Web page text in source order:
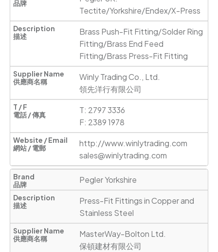
Tectite/Yorkshire/Endex/X-Press
Brass Push-Fit Fitting/Solder Ring
Fitting/Brass End Feed
Fitting/Brass Press-Fit Fitting
Winly Trading Co., Ltd.
領先洋行有限公司
T: 2797 3336
F: 2389 1978
http://www.winlytrading.com
sales@winlytrading.com
Pegler Yorkshire
Press-Fit Fittings in Copper and
Stainless Steel
MasterWay-Bolton Ltd.
保頓建材有限公司